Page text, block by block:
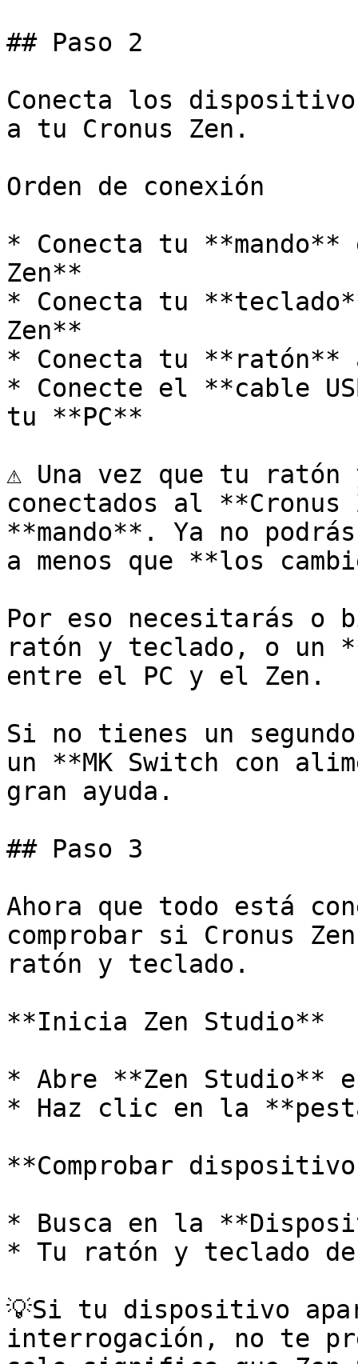
## Paso 2﻿
Conecta los
a tu Cronus Zen.
Orden de conexión
* Conecta tu **mando**
Zen**
* Conecta tu
Zen**
* Conecta tu **ratón**
* Conecte el **cable
tu **PC**
⚠️ Una vez que tu
conectados al **Cronus
**mando**. Ya no
a menos que **los
Por eso necesitarás o
ratón y teclado, o un
entre el PC y el Zen.
Si no tienes un
un **MK Switch con
gran ayuda. ﻿
## Paso 3
﻿Ahora que todo está
comprobar si Cronus
ratón y teclado.
**Inicia Zen Studio**
* Abre **Zen Studio**
* Haz clic en la
**Comprobar
* Busca en la
* Tu ratón y teclado
💡Si tu dispositivo
interrogación, no te